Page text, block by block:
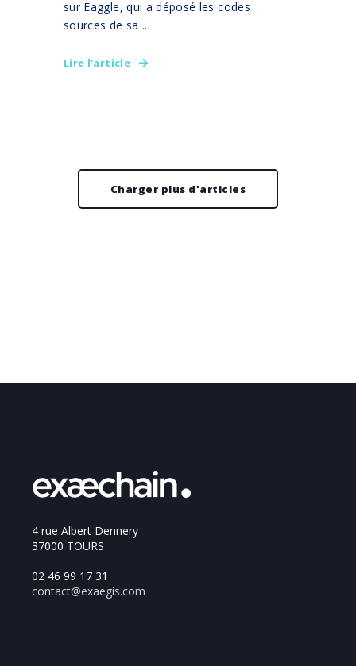
sur Eaggle, qui a déposé les codes
sources de sa ...
Lire l'article
Charger plus d'articles
4 rue Albert Dennery
37000 TOURS
02 46 99 17 31
contact@exaegis.com